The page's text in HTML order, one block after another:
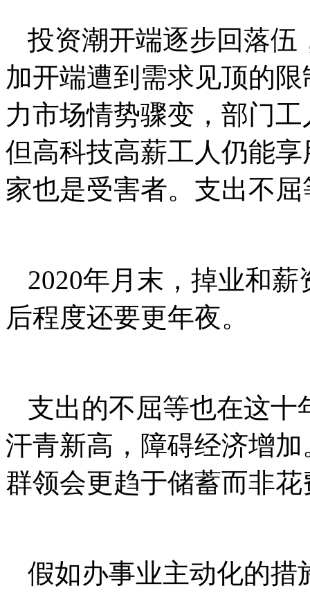
投资潮开端逐步回落伍
加开端遭到需求见顶的
力市场情势骤变，部门
但高科技高薪工人仍能
家也是受害者。支出不
2020年月末，掉业和
后程度还要更年夜。
支出的不屈等也在这十
汗青新高，障碍经济增
群领会更趋于储蓄而非
假如办事业主动化的措